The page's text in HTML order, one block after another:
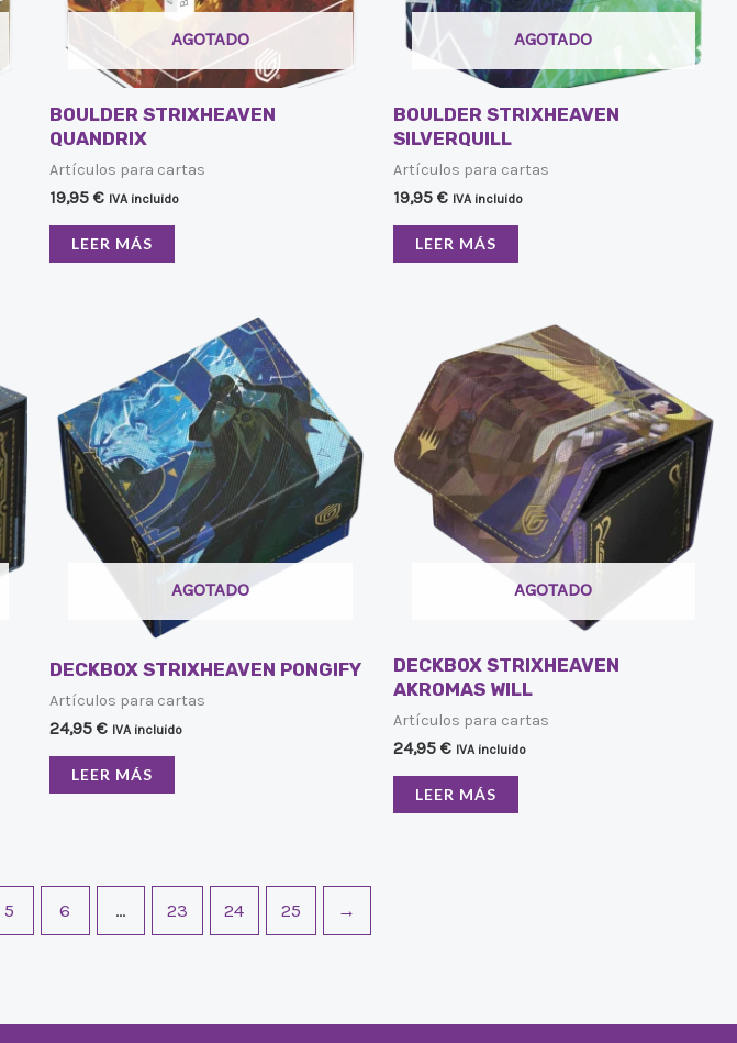
AGOTADO
BOULDER STRIXHEAVEN
QUANDRIX
Artículos para cartas
19,95€ IVA incluido
LEER MÁS
AGOTADO
BOULDER STRIXHEAVEN
SILVERQUILL
Artículos para cartas
19,95 € IVA incluido
LEER MÁS
AGOTADO
DECKBOX STRIXHEAVEN PONGIFY
Artículos para cartas
24,95€ IVA incluido
LEER MÁS
AGOTADO
DECKBOX STRIXHEAVEN
AKROMAS WILL
Artículos para cartas
24,95 € IVA incluido
LEER MÁS
5 6 … 23 24 25 →